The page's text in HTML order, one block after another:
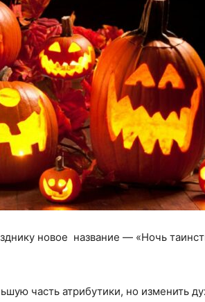
новое название — «Ночь
часть атрибутики, но изменить